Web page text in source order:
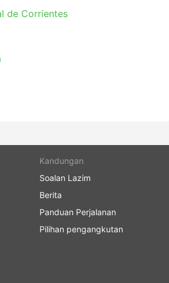
de Corrientes
Kandungan
Soalan Lazim
Berita
Panduan Perjalanan
Pilihan pengangkutan